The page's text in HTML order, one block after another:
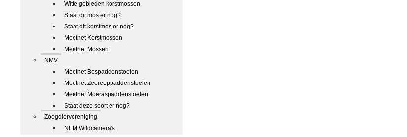
Witte gebieden korstmossen
Staat dit mos er nog?
Staat dit korstmos er nog?
Meetnet Korstmossen
Meetnet Mossen
NMV
Meetnet Bospaddenstoelen
Meetnet Zeereeppaddenstoelen
Meetnet Moeraspaddenstoelen
Staat deze soort er nog?
Zoogdiervereniging
NEM Wildcamera's